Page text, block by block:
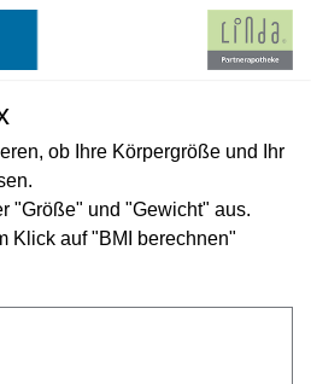
ob Ihre Körpergröße und Ihr
"Größe" und "Gewicht" aus.
Klick auf "BMI berechnen"